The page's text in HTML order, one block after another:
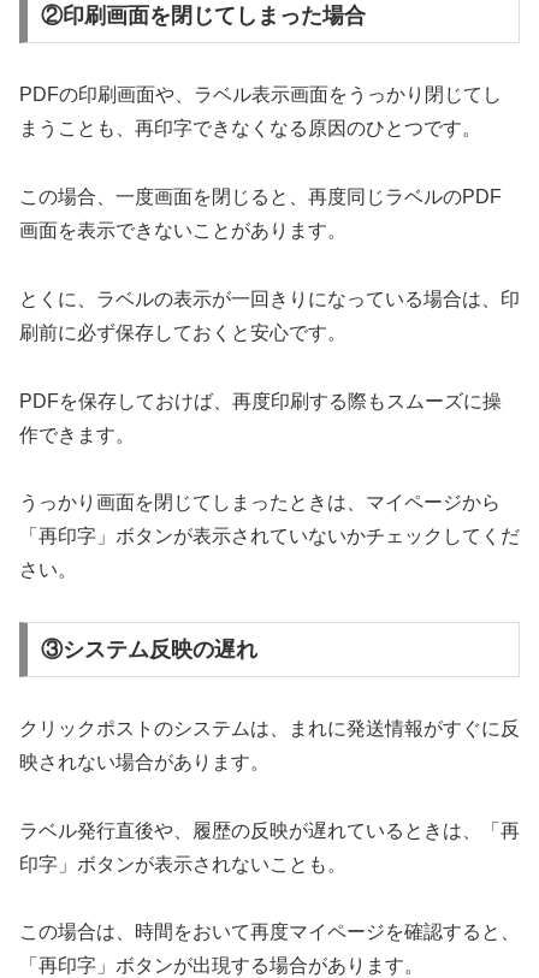
②印刷画面を閉じてしまった場合
PDFの印刷画面や、ラベル表示画面をうっかり閉じてし
まうことも、再印字できなくなる原因のひとつです。
この場合、一度画面を閉じると、再度同じラベルのPDF
画面を表示できないことがあります。
とくに、ラベルの表示が一回きりになっている場合は、印
刷前に必ず保存しておくと安心です。
PDFを保存しておけば、再度印刷する際もスムーズに操
作できます。
うっかり画面を閉じてしまったときは、マイページから
「再印字」ボタンが表示されていないかチェックしてくだ
さい。
③システム反映の遅れ
クリックポストのシステムは、まれに発送情報がすぐに反
映されない場合があります。
ラベル発行直後や、履歴の反映が遅れているときは、「再
印字」ボタンが表示されないことも。
この場合は、時間をおいて再度マイページを確認すると、
「再印字」ボタンが出現する場合があります。